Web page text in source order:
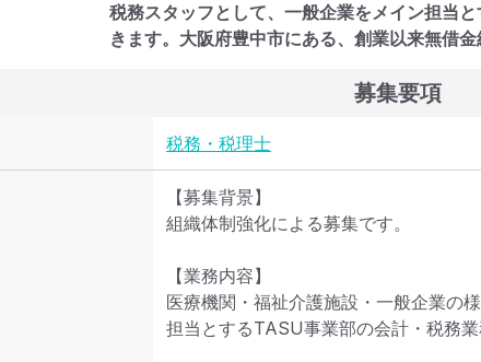
税務スタッフとして、一般企業をメイン担当
きます。大阪府豊中市にある、創業以来無借
募集要項
税務・税理士
【募集背景】
組織体制強化による募集です。
【業務内容】
医療機関・福祉介護施設・一般企業の
担当とするTASU事業部の会計・税務業